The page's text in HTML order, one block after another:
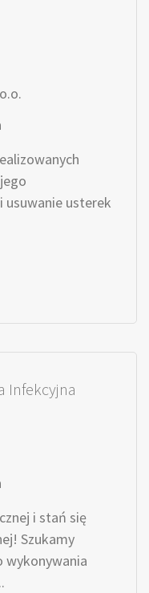
usuwanie usterek
Infekcyjna
i stań się
Szukamy
wykonywania